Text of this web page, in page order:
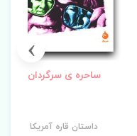
ساحره ی سرگردان
داستان قاره آمریکا
›